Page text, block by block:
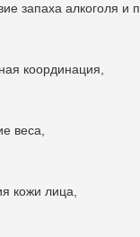
запаха алкоголя и
координация,
веса,
кожи лица,